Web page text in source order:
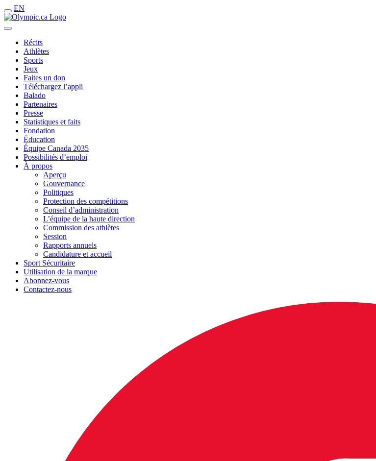
EN
Récits
Athlètes
Sports
Jeux
Faites un don
Téléchargez l’appli
Balado
Partenaires
Presse
Statistiques et faits
Fondation
Éducation
Équipe Canada 2035
Possibilités d’emploi
À propos
Aperçu
Gouvernance
Politiques
Protection des compétitions
Conseil d’administration
L’équipe de la haute direction
Commission des athlètes
Session
Rapports annuels
Candidature et accueil
Sport Sécuritaire
Utilisation de la marque
Abonnez-vous
Contactez-nous